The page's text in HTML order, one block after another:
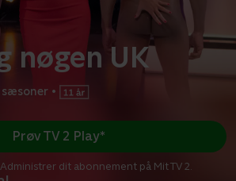
nøgen UK
sæsoner •
Prøv TV 2 Play*
dit abonnement på Mit TV 2.